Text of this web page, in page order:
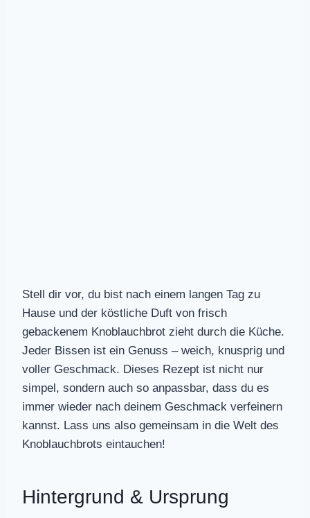
Stell dir vor, du bist nach einem langen Tag zu
Hause und der köstliche Duft von frisch
gebackenem Knoblauchbrot zieht durch die Küche.
Jeder Bissen ist ein Genuss – weich, knusprig und
voller Geschmack. Dieses Rezept ist nicht nur
simpel, sondern auch so anpassbar, dass du es
immer wieder nach deinem Geschmack verfeinern
kannst. Lass uns also gemeinsam in die Welt des
Knoblauchbrots eintauchen!
Hintergrund & Ursprung